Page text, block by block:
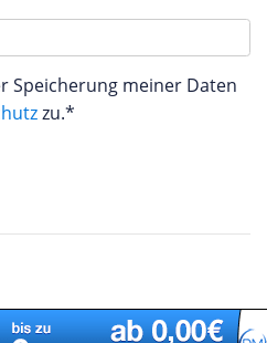
Speicherung meiner Daten
zu.*